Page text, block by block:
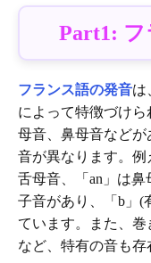
Part1:
フランス語の発音は
によって特徴づけ
母音、鼻母音など
音が異なります。
舌母音、「an」は
子音があり、「b」(
ています。また、巻
など、特有の音も存